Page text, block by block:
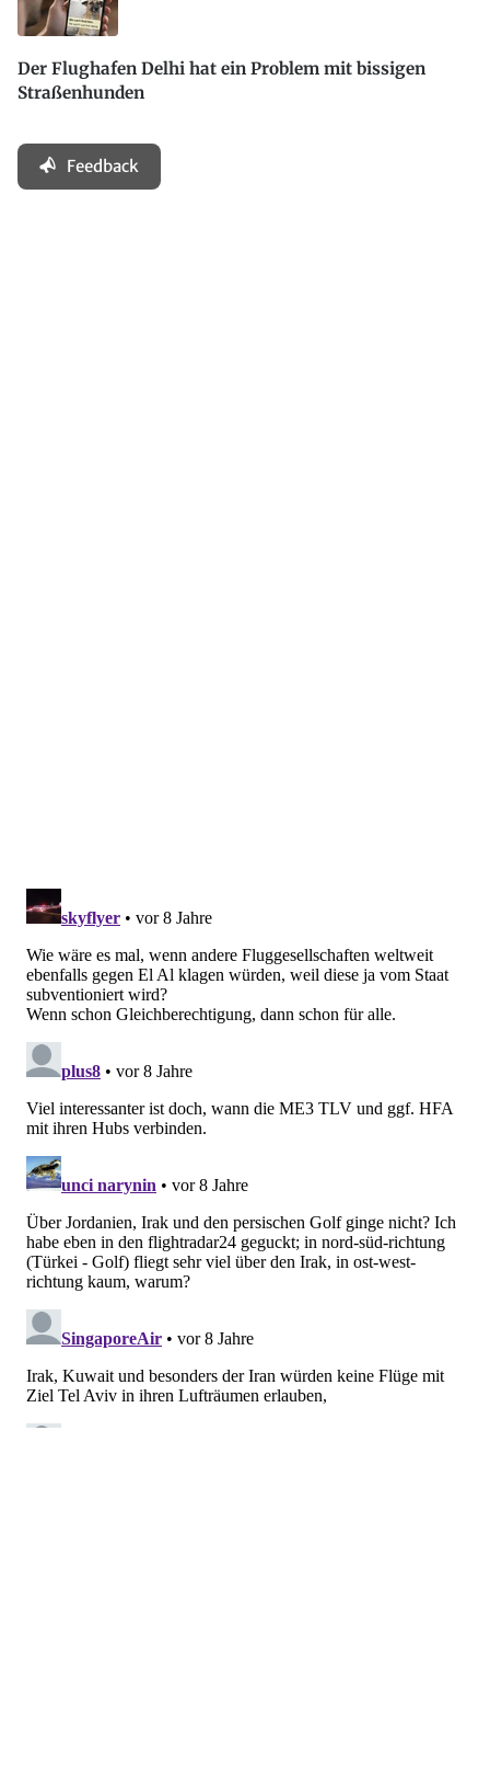
Der Flughafen Delhi hat ein Problem mit bissigen
Straßenhunden
Feedback